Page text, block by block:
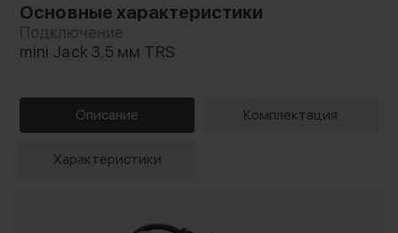
Основные характеристики
Подключение
mini Jack 3.5 мм TRS
Описание Комплектация
Характеристики